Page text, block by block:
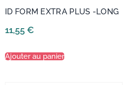
ID FORM EXTRA PLUS -LONG
11,55€
Ajouter au panier